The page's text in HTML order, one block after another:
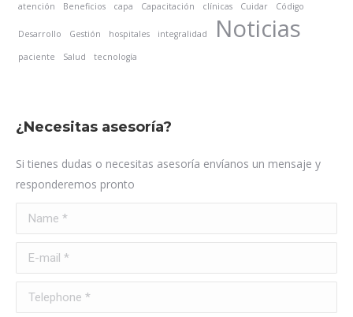
atención Beneficios capa Capacitación clínicas Cuidar Código
Desarrollo Gestión hospitales integralidad Noticias
paciente Salud tecnología
¿Necesitas asesoría?
Si tienes dudas o necesitas asesoría envíanos un mensaje y
responderemos pronto
Name *
E-mail *
Telephone *